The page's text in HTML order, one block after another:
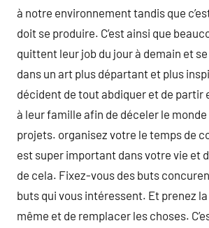
à notre environnement tandis que
doit se produire. C’est ainsi que
quittent leur job du jour à demain et
dans un art plus départant et plus
décident de tout abdiquer et de partir
à leur famille afin de déceler le monde
projets. organisez votre le temps de
est super important dans votre vie et
de cela. Fixez-vous des buts
buts qui vous intéressent. Et prenez
même et de remplacer les choses.